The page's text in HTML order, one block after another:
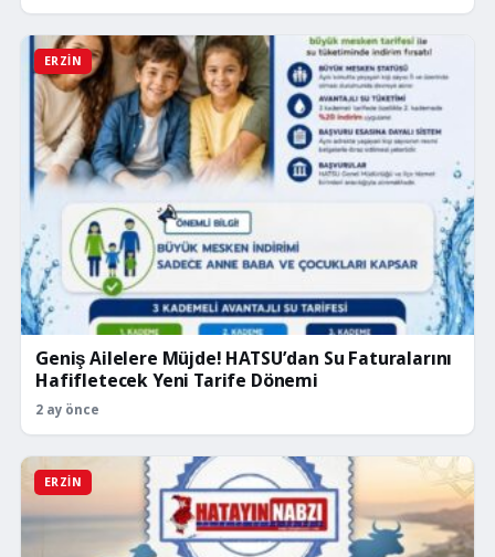
ERZIN
Geniş Ailelere Müjde! HATSU’dan Su Faturalarını
Hafifletecek Yeni Tarife Dönemi
2 ay önce
ERZIN